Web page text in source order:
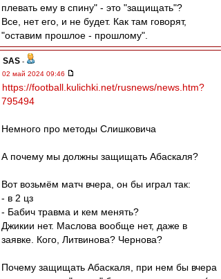
плевать ему в спину" - это "защищать"?
Все, нет его, и не будет. Как там говорят,
"оставим прошлое - прошлому".
SAS -
02 май 2024 09:46
https://football.kulichki.net/rusnews/news.htm?
795494
Немного про методы Слишковича
А почему мы должны защищать Абаскаля?
Вот возьмём матч вчера, он бы играл так:
- в 2 цз
- Бабич травма и кем менять?
Джикии нет. Маслова вообще нет, даже в
заявке. Кого, Литвинова? Чернова?
Почему защищать Абаскаля, при нем бы вчера